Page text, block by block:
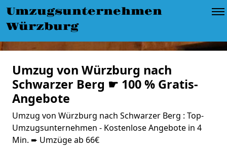
Umzugsunternehmen
Würzburg
Umzug von Würzburg nach
Schwarzer Berg ☛ 100 % Gratis-
Angebote
Umzug von Würzburg nach Schwarzer Berg : Top-
Umzugsunternehmen - Kostenlose Angebote in 4
Min. ➨ Umzüge ab 66€